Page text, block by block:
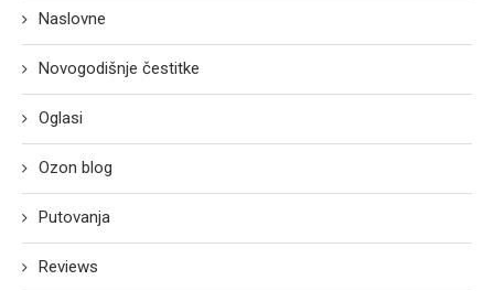
Naslovne
Novogodišnje čestitke
Oglasi
Ozon blog
Putovanja
Reviews